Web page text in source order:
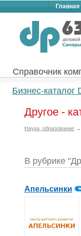
Главная
Справочник
Бизнес-каталог
Другое -
Наука, образование →
В рубрике
Апельсинки